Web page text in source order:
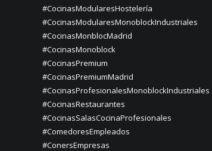
#CocinasModularesHostelería
#CocinasModularesMonoblockIndustriales
#CocinasMonblocMadrid
#CocinasMonoblock
#CocinasPremium
#CocinasPremiumMadrid
#CocinasProfesionalesMonoblockIndustriales
#CocinasRestaurantes
#CocinasSalasCocinaProfesionales
#ComedoresEmpleados
#ConersEmpresas